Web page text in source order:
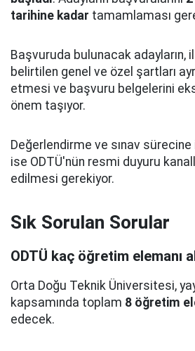
tarihine kadar tamamlaması
Başvuruda bulunacak adayların,
belirtilen genel ve özel şartları
etmesi ve başvuru belgelerini
önem taşıyor.
Değerlendirme ve sınav
ise ODTÜ'nün resmi duyuru
edilmesi gerekiyor.
Sık Sorulan Sorular
ODTÜ kaç öğretim elemanı
Orta Doğu Teknik Üniversitesi,
kapsamında toplam 8 öğretim
edecek.